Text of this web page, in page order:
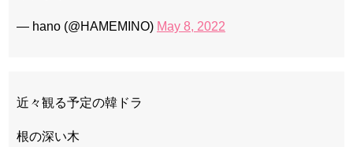
— hano (@HAMEMINO) May 8, 2022
近々観る予定の韓ドラ
根の深い木